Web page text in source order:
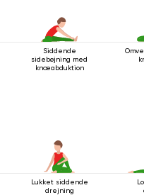
Siddende
sidebøjning med
knæabduktion
Lukket siddende
drejning